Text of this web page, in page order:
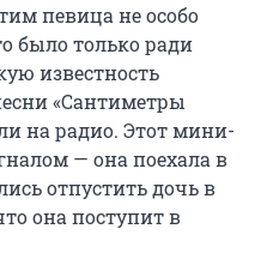
певица не особо
было только ради
известность
«Сантиметры
на радио. Этот мини-
— она поехала в
отпустить дочь в
она поступит в